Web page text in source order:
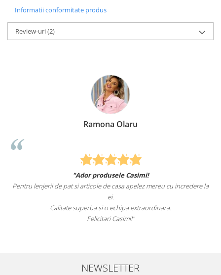
Informatii conformitate produs
Review-uri(2)
Ramona Olaru
"Ador produsele Casimi!
Pentru lenjerii de pat si articole de casa apelez mereu cu incredere la
ei.
Calitate superba si o echipa extraordinara.
Felicitari Casimi!"
NEWSLETTER